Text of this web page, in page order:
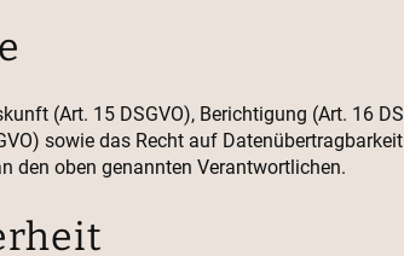
(Art. 15 DSGVO), Berichtigung (Art. 16
sowie das Recht auf
den oben genannten Verantwortlichen.